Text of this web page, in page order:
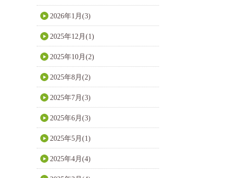
2026年1月(3)
2025年12月(1)
2025年10月(2)
2025年8月(2)
2025年7月(3)
2025年6月(3)
2025年5月(1)
2025年4月(4)